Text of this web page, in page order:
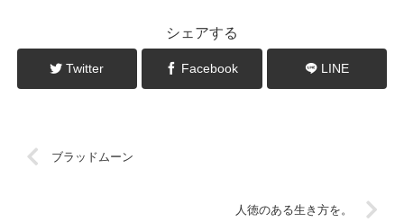
シェアする
Twitter Facebook LINE
ブラッドムーン
人徳のある生き方を。